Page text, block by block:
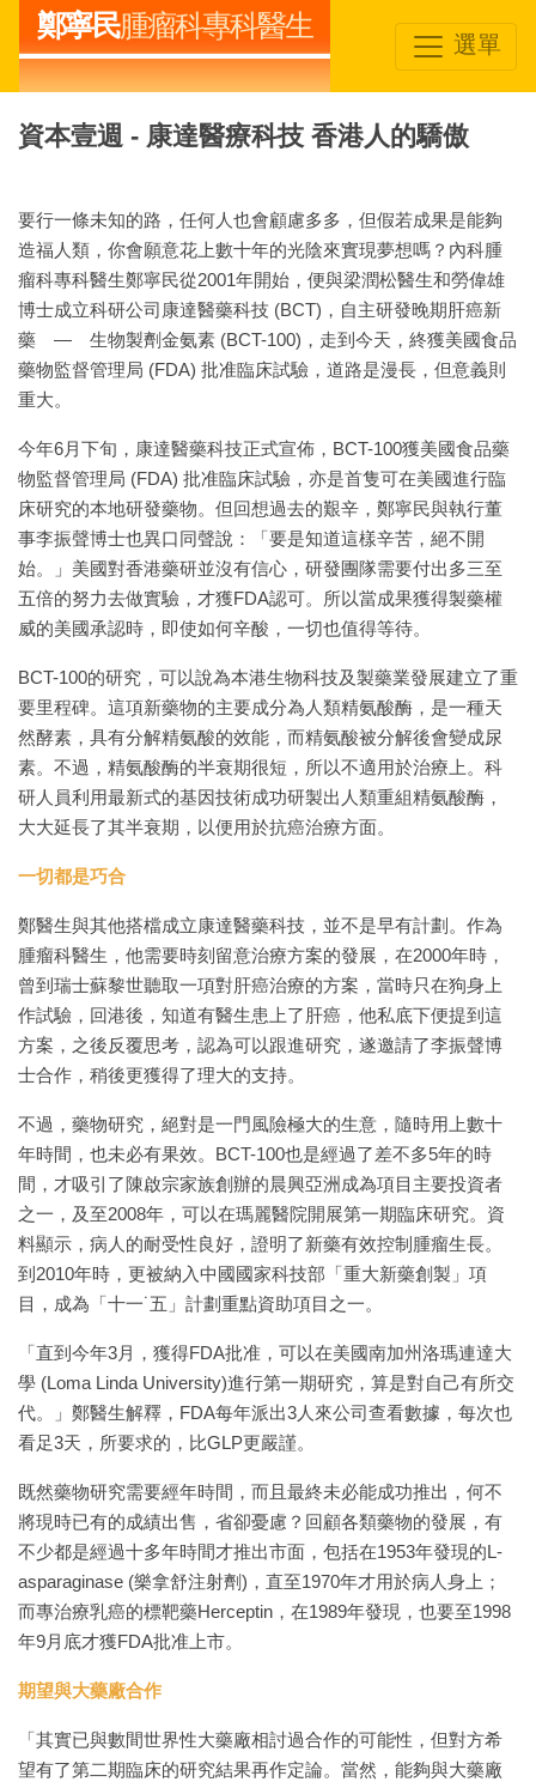
鄭寧民腫瘤科專科醫生 選單
資本壹週 - 康達醫療科技 香港人的驕傲
要行一條未知的路，任何人也會顧慮多多，但假若成果是能夠
造福人類，你會願意花上數十年的光陰來實現夢想嗎？內科腫
瘤科專科醫生鄭寧民從2001年開始，便與梁潤松醫生和勞偉雄
博士成立科研公司康達醫藥科技 (BCT)，自主研發晚期肝癌新
藥 — 生物製劑金氨素 (BCT-100)，走到今天，終獲美國食品
藥物監督管理局 (FDA) 批准臨床試驗，道路是漫長，但意義則
重大。
今年6月下旬，康達醫藥科技正式宣佈，BCT-100獲美國食品藥
物監督管理局 (FDA) 批准臨床試驗，亦是首隻可在美國進行臨
床研究的本地研發藥物。但回想過去的艱辛，鄭寧民與執行董
事李振聲博士也異口同聲說：「要是知道這樣辛苦，絕不開
始。」美國對香港藥研並沒有信心，研發團隊需要付出多三至
五倍的努力去做實驗，才獲FDA認可。所以當成果獲得製藥權
威的美國承認時，即使如何辛酸，一切也值得等待。
BCT-100的研究，可以說為本港生物科技及製藥業發展建立了重
要里程碑。這項新藥物的主要成分為人類精氨酸酶，是一種天
然酵素，具有分解精氨酸的效能，而精氨酸被分解後會變成尿
素。不過，精氨酸酶的半衰期很短，所以不適用於治療上。科
研人員利用最新式的基因技術成功研製出人類重組精氨酸酶，
大大延長了其半衰期，以便用於抗癌治療方面。
一切都是巧合
鄭醫生與其他搭檔成立康達醫藥科技，並不是早有計劃。作為
腫瘤科醫生，他需要時刻留意治療方案的發展，在2000年時，
曾到瑞士蘇黎世聽取一項對肝癌治療的方案，當時只在狗身上
作試驗，回港後，知道有醫生患上了肝癌，他私底下便提到這
方案，之後反覆思考，認為可以跟進研究，遂邀請了李振聲博
士合作，稍後更獲得了理大的支持。
不過，藥物研究，絕對是一門風險極大的生意，隨時用上數十
年時間，也未必有果效。BCT-100也是經過了差不多5年的時
間，才吸引了陳啟宗家族創辦的晨興亞洲成為項目主要投資者
之一，及至2008年，可以在瑪麗醫院開展第一期臨床研究。資
料顯示，病人的耐受性良好，證明了新藥有效控制腫瘤生長。
到2010年時，更被納入中國國家科技部「重大新藥創製」項
目，成為「十一˙五」計劃重點資助項目之一。
「直到今年3月，獲得FDA批准，可以在美國南加州洛瑪連達大
學 (Loma Linda University)進行第一期研究，算是對自己有所交
代。」鄭醫生解釋，FDA每年派出3人來公司查看數據，每次也
看足3天，所要求的，比GLP更嚴謹。
既然藥物研究需要經年時間，而且最終未必能成功推出，何不
將現時已有的成績出售，省卻憂慮？回顧各類藥物的發展，有
不少都是經過十多年時間才推出市面，包括在1953年發現的L-
asparaginase (樂拿舒注射劑)，直至1970年才用於病人身上；
而專治療乳癌的標靶藥Herceptin，在1989年發現，也要至1998
年9月底才獲FDA批准上市。
期望與大藥廠合作
「其實已與數間世界性大藥廠相討過合作的可能性，但對方希
望有了第二期臨床的研究結果再作定論。當然，能夠與大藥廠